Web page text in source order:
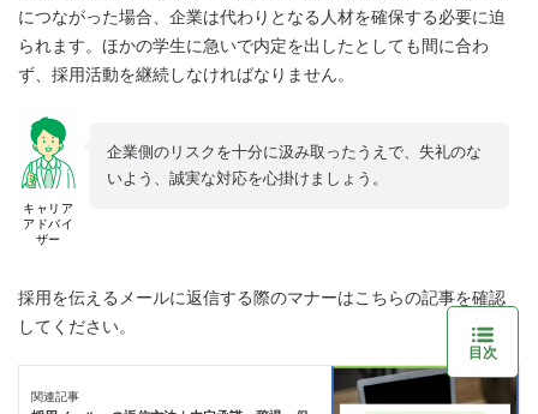
につながった場合、企業は代わりとなる人材を確保する必要に迫
られます。ほかの学生に急いで内定を出したとしても間に合わ
ず、採用活動を継続しなければなりません。
キャリア
アドバイ
ザー
企業側のリスクを十分に汲み取ったうえで、失礼のな
いよう、誠実な対応を心掛けましょう。
採用を伝えるメールに返信する際のマナーはこちらの記事を確認
してください。
関連記事
目次